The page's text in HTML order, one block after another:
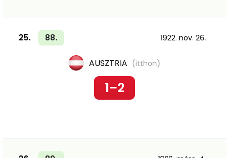
25. 88. 1922. nov. 26.
AUSZTRIA (itthon)
1–2